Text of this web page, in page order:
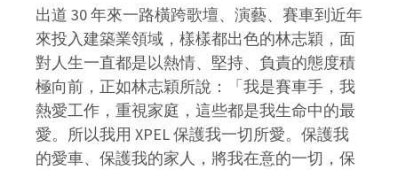
出道 30 年來一路橫跨歌壇、演藝、賽車到近年
來投入建築業領域，樣樣都出色的林志穎，面
對人生一直都是以熱情、堅持、負責的態度積
極向前，正如林志穎所說：「我是賽車手，我
熱愛工作，重視家庭，這些都是我生命中的最
愛。所以我用 XPEL 保護我一切所愛。保護我
的愛車、保護我的家人，將我在意的一切，保